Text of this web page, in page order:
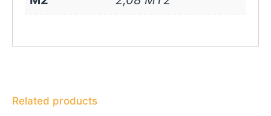
Related products